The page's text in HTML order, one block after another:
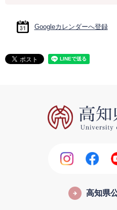
Googleカレンダーへ登録
高知県